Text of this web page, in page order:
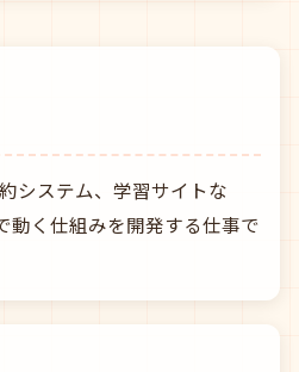
システム、学習サイトな
動く仕組みを開発する仕事で